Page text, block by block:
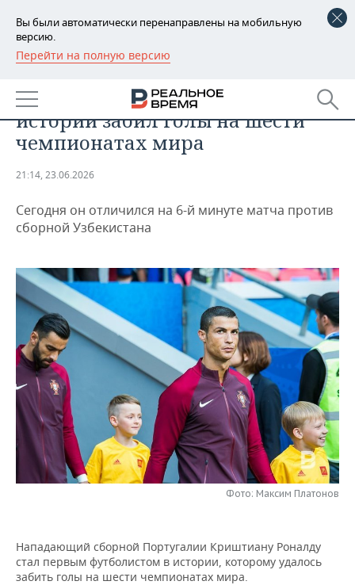
Вы были автоматически перенаправлены на мобильную
версию.
Перейти на полную версию
РЕГИОНЫ
БАШКОРТОСТАН
ТАТАРСТАН
НОВОСТИ
АНАЛИТИКА
ДЕКЛАРАЦИИ О ДОХОДАХ
КОРОЛИ ГОСЗАКАЗА ПФО
ВУЗЫ ТАТАРСТАНА
КОМУ ПРИНАДЛЕЖАТ
ТОРГОВЫЕ ЦЕНТРЫ
ТАТАРСТАНА
НОВОСТИ ЭКОНОМИКИ
ФИНАНСЫ
БАНКИ
БЮДЖЕТ
ИНВЕСТИЦИИ
ПРОМЫШЛЕННОСТЬ
НОВОСТИ
АГРОПРОМ
МАШИНОСТРОЕНИЕ
НЕФТЕХИМИЯ
НЕФТЬ
ОПК
ЭНЕРГЕТИКА
НЕДВИЖИМОСТЬ
НОВОСТИ НЕДВИЖИМОСТИ
АВТО
НОВОСТИ АВТО
БИЗНЕС
НОВОСТИ БИЗНЕСА
РОЗНИЧНАЯ ТОРГОВЛЯ
ТРАНСПОРТ
УСЛУГИ
ТЕХНОЛОГИИ
НОВОСТИ ТЕХНОЛОГИЙ
IT
МЕДИА
МЕРОПРИЯТИЯ
НОВОСТИ МЕРОПРИЯТИЙ
ВЫЕЗДНАЯ РЕДАКЦИЯ
ОТКРЫТАЯ ЛЕКЦИЯ
СПОРТ
НОВОСТИ СПОРТА
БАСКЕТБОЛ
ОБЩЕСТВО
ИНФРАСТРУКТУРА
СПРАВОЧНИК
Криштиану Роналду первым в
истории забил голы на шести
чемпионатах мира
21:14, 23.06.2026
Сегодня он отличился на 6-й минуте матча против
сборной Узбекистана
Фото: Максим Платонов
Нападающий сборной Португалии Криштиану Роналду
стал первым футболистом в истории, которому удалось
забить голы на шести чемпионатах мира.